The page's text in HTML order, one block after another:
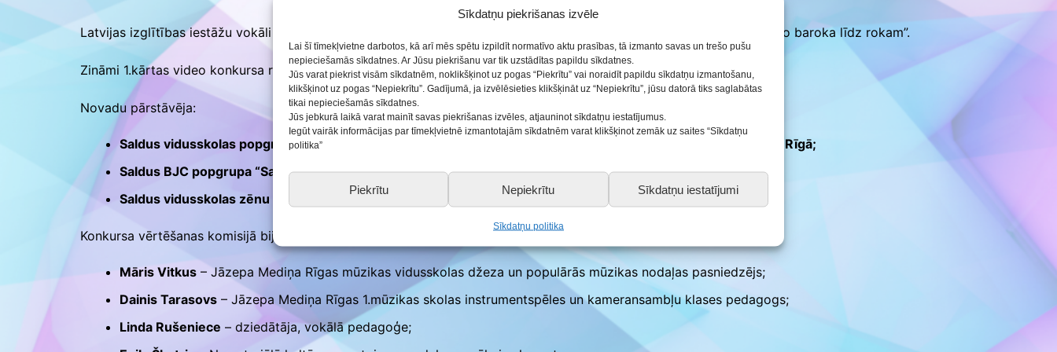
Sīkdatņu piekrišanas izvēle
Lai šī tīmekļvietne darbotos, kā arī mēs spētu izpildīt normatīvo aktu prasības, tā izmanto savas un trešo pušu
nepieciešamās sīkdatnes. Ar Jūsu piekrišanu var tik uzstādītas papildu sīkdatnes.
Jūs varat piekrist visām sīkdatnēm, noklikšķinot uz pogas “Piekrītu” vai noraidīt papildu sīkdatņu izmantošanu,
klikšķinot uz pogas “Nepiekrītu”. Gadījumā, ja izvēlēsieties klikšķināt uz “Nepiekrītu”, jūsu datorā tiks saglabātas
tikai nepieciešamās sīkdatnes.
Jūs jebkurā laikā varat mainīt savas piekrišanas izvēles, atjauninot sīkdatņu iestatījumus.
Iegūt vairāk informācijas par tīmekļvietnē izmantotajām sīkdatnēm varat klikšķinot zemāk uz saites “Sīkdatņu
politika”
Piekrītu Nepiekrītu Sīkdatņu iestatījumi
Sīkdatņu politika
Saldus BJC interešu
realizācija pirmsskolās
Konkursu un pasākumu
Latvijas izglītības iestāžu vokāli instrumentālo ansambļu, instrumentālo kolektīvu un popgrupu festivāls – konkurss „No baroka līdz rokam”.
Zināmi 1.kārtas video konkursa rezultāti.
Novadu pārstāvēja:
Saldus vidusskolas popgrupa /vecākā grupa; vad. Agnese Stepānova/
I pakāpe; popgrupa izvirzīta uz FINĀLU Rīgā;
Saldus BJC popgrupa “Saules zaķēni”/jaunākā grupa; vad. Aija Zakovska/I pakāpe;
Saldus vidusskolas zēnu popgrupa
vidējā grupa; vad. Agnese Stepānova/
Konkursa vērtēšanas komisijā bija:
Māris Vitkus – Jāzepa Mediņa Rīgas mūzikas vidusskolas džeza un populārās mūzikas nodaļas pasniedzējs;
Dainis Tarasovs – Jāzepa Mediņa Rīgas 1.mūzikas skolas instrumentspēles un kameransambļu klases pedagogs;
Linda Rušeniece – dziedātāja, vokālā pedagoģe;